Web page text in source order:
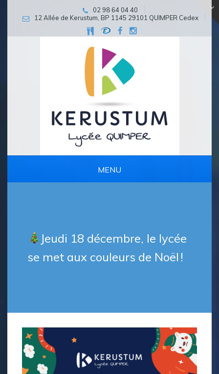
02 98 64 04 40
12 Allée de Kerustum, BP 1145 29101 QUIMPER Cedex
MENU
Jeudi 18 décembre, le lycée
se met aux couleurs de Noël !